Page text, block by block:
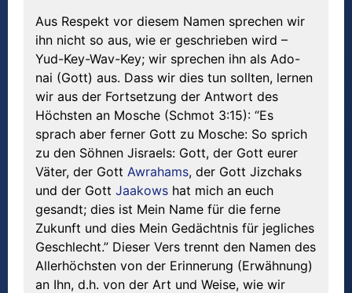
Aus Respekt vor diesem Namen sprechen wir
ihn nicht so aus, wie er geschrieben wird –
Yud-Key-Wav-Key; wir sprechen ihn als Ado-
nai (Gott) aus. Dass wir dies tun sollten, lernen
wir aus der Fortsetzung der Antwort des
Höchsten an Mosche (Schmot 3:15): “Es
sprach aber ferner Gott zu Mosche: So sprich
zu den Söhnen Jisraels: Gott, der Gott eurer
Väter, der Gott Awrahams, der Gott Jizchaks
und der Gott Jaakows hat mich an euch
gesandt; dies ist Mein Name für die ferne
Zukunft und dies Mein Gedächtnis für jegliches
Geschlecht.” Dieser Vers trennt den Namen des
Allerhöchsten von der Erinnerung (Erwähnung)
an Ihn, d.h. von der Art und Weise, wie wir